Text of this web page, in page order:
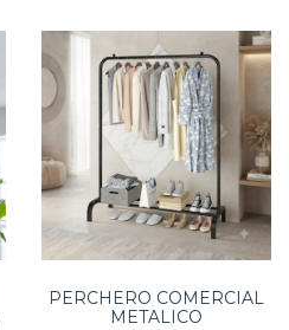
PERCHERO COMERCIAL
METALICO